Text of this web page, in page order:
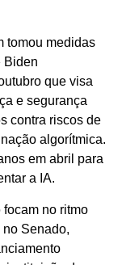
tomou medidas
Biden
que visa
e segurança
contra riscos de
algorítmica.
em abril para
a IA.
no ritmo
Senado,